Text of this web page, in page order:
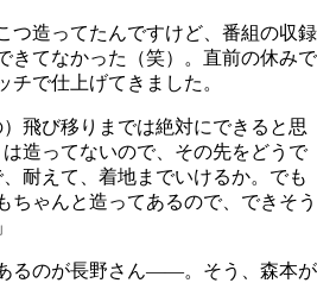
つ造ってたんですけど、番組の収録
きてなかった（笑）。直前の休みで
チで仕上げてきました。
飛び移りまでは絶対にできると思
造ってないので、その先をどうで
耐えて、着地までいけるか。でも
ちゃんと造ってあるので、できそう
るのが長野さん――。そう、森本が